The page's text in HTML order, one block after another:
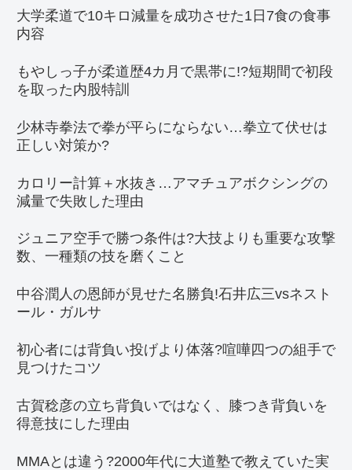
大学柔道で10キロ減量を成功させた1日7食の食事
内容
もやしっ子が柔道歴4カ月で黒帯に!?短期間で初段
を取った内股特訓
少林寺拳法で拳が平らにならない…拳立て伏せは
正しい対策か?
カロリー計算＋水抜き…アマチュアボクシングの
減量で失敗した理由
ジュニア空手で勝つ条件は?大技よりも重要な攻撃
数、一種類の技を磨くこと
中谷潤人の恩師が見せた名勝負!石井広三vsネスト
ール・ガルサ
初心者には背負い投げより体落?喧嘩四つの組手で
見つけたコツ
古賀稔彦の立ち背負いではなく、膝つき背負いを
得意技にした理由
MMAとは違う?2000年代に大道塾で教えていた実